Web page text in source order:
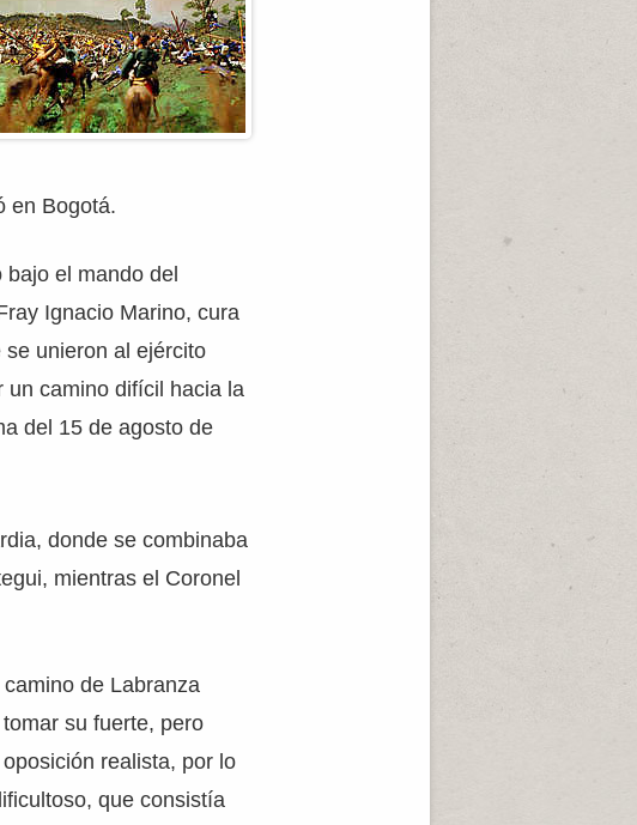
en Bogotá.
el mando del
Ignacio Marino, cura
unieron al ejército
un camino difícil hacia la
del 15 de agosto de
donde se combinaba
mientras el Coronel
de Labranza
su fuerte, pero
realista, por lo
que consistía